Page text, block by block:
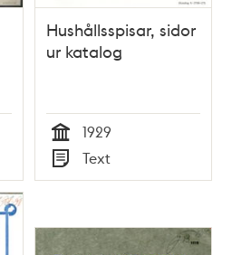
Hushållsspisar, sidor
ur katalog
Tid
1929
Typ
Text